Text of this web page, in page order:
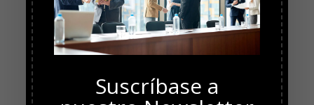
Suscríbase a